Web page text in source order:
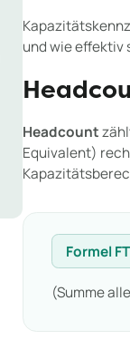
und wie effektiv
Headcount
Equivalent)
Formel
(Summe